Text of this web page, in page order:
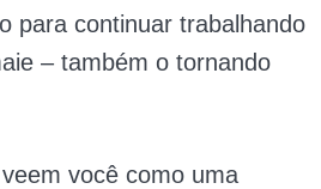
para continuar trabalhando
– também o tornando
você como uma